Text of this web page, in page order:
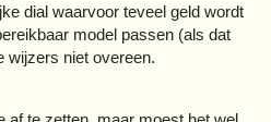
dial waarvoor teveel geld wordt
model passen (als dat
wijzers niet overeen.